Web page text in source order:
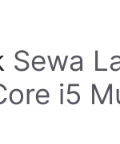
Sewa
i5